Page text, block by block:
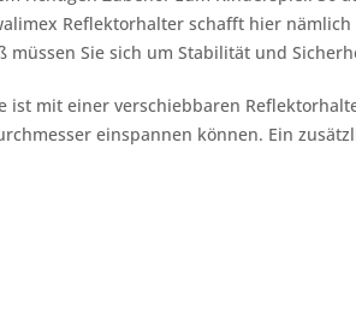
Reflektorhalter schafft hier
Sie sich um Stabilität und
ist mit einer verschiebbaren
einspannen können. Ein